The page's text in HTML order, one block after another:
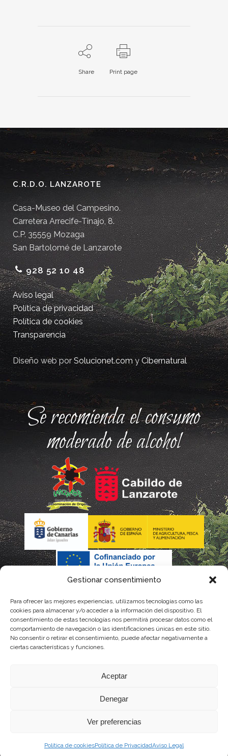
Gestionar consentimiento
Para ofrecer las mejores experiencias, utilizamos tecnologías como las
cookies para almacenar y/o acceder a la información del dispositivo. El
consentimiento de estas tecnologías nos permitirá procesar datos como el
comportamiento de navegación o las identificaciones únicas en este sitio.
No consentir o retirar el consentimiento, puede afectar negativamente a
ciertas características y funciones.
Aceptar
Denegar
Ver preferencias
Política de cookiesPolítica de PrivacidadAviso Legal
Share Print page
C.R.D.O. LANZAROTE
Casa-Museo del Campesino.
Carretera Arrecife-Tinajo, 8.
C.P. 35559 Mozaga
San Bartolomé de Lanzarote
928 52 10 48
Aviso legal
Política de privacidad
Política de cookies
Transparencia
Diseño web porSolucionet.comyCibernatural
Se recomienda el consumo
moderado de alcohol
La gestión de la DOP Lanzarote realizada por este Consejo
Regulador es financiada, parcialmente, por el Gobierno de
Canarias
Instituto Canario de Calidad Agroalimentaria